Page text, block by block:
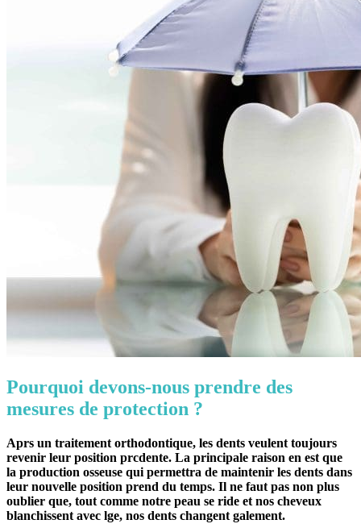
Pourquoi devons-nous prendre des
mesures de protection ?
Aprs un traitement orthodontique, les dents veulent toujours
revenir leur position prcdente. La principale raison en est que
la production osseuse qui permettra de maintenir les dents dans
leur nouvelle position prend du temps. Il ne faut pas non plus
oublier que, tout comme notre peau se ride et nos cheveux
blanchissent avec lge, nos dents changent galement.